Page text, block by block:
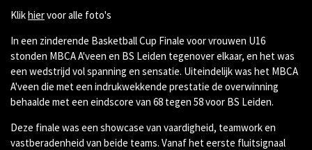
Klikhiervoor alle foto's
In een zinderende Basketball Cup Finale voor vrouwen U16
stonden MBCA A'veen en BS Leiden tegenover elkaar, en het was
een wedstrijd vol spanning en sensatie. Uiteindelijk was het MBCA
A'veen die met een indrukwekkende prestatie de overwinning
behaalde met een eindscore van 68 tegen 58 voor BS Leiden.
Deze finale was een showcase van vaardigheid, teamwork en
vastberadenheid van beide teams. Vanaf het eerste fluitsignaal